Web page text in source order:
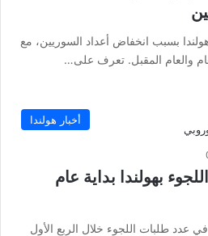
بسبب انخفاض أعداد السوريين، مع
والعام المقبل. تعرف على…
أخبار هولندا
بهولندا بداية عام
عدد طلبات اللجوء خلال الربع الأول